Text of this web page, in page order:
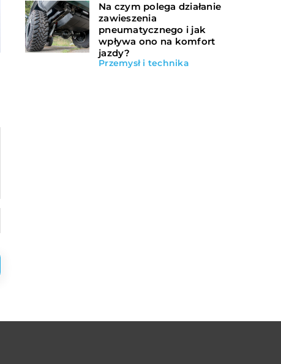
Na czym polega działanie
zawieszenia
pneumatycznego i jak
wpływa ono na komfort
jazdy?
Przemysł i technika